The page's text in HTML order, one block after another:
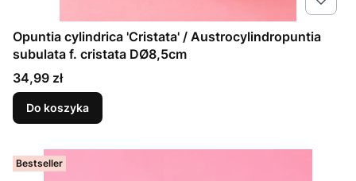
Opuntia cylindrica 'Cristata' / Austrocylindropuntia
subulata f. cristata DØ8,5cm
Cena
34,99 zł
Do koszyka
Bestseller